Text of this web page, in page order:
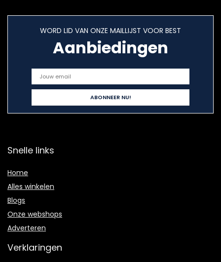
WORD LID VAN ONZE MAILLIJST VOOR BEST
Aanbiedingen
Snelle links
Home
Alles winkelen
Blogs
Onze webshops
Adverteren
Verklaringen